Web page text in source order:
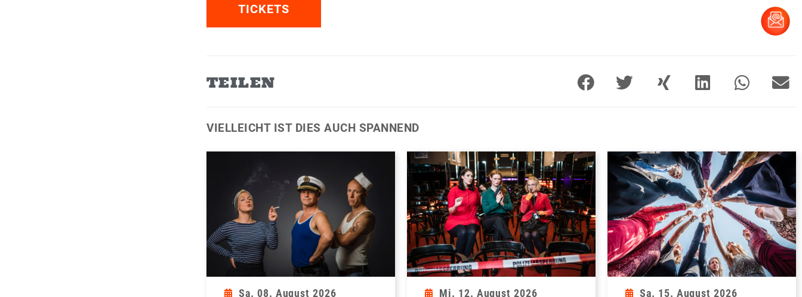
TICKETS
TEILEN
VIELLEICHT IST DIES AUCH SPANNEND
Sa. 08. August 2026
Mi. 12. August 2026
Sa. 15. August 2026